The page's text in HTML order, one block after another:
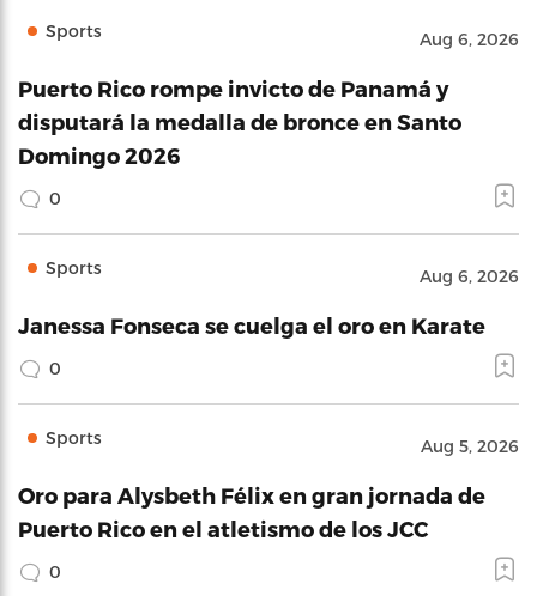
Sports Aug 6, 2026
Puerto Rico rompe invicto de Panamá y
disputará la medalla de bronce en Santo
Domingo 2026
0
Sports Aug 6, 2026
Janessa Fonseca se cuelga el oro en Karate
0
Sports Aug 5, 2026
Oro para Alysbeth Félix en gran jornada de
Puerto Rico en el atletismo de los JCC
0